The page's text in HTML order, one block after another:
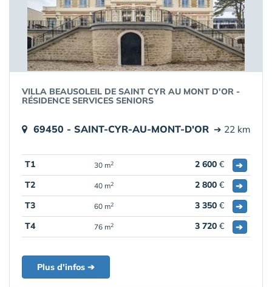
VILLA BEAUSOLEIL DE SAINT CYR AU MONT D'OR -
RÉSIDENCE SERVICES SENIORS
69450 - SAINT-CYR-AU-MONT-D'OR ➔ 22 km
T1 30 m2 2 600 €
➔
T2
40 m2 2 800 €
➔
T3
60 m2 3 350 €
➔
T4
76 m2 3 720 € ➔
Plus d'infos ➔